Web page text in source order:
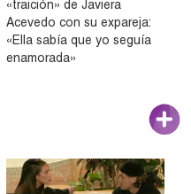
«traición» de Javiera
Acevedo con su expareja:
«Ella sabía que yo seguía
enamorada»